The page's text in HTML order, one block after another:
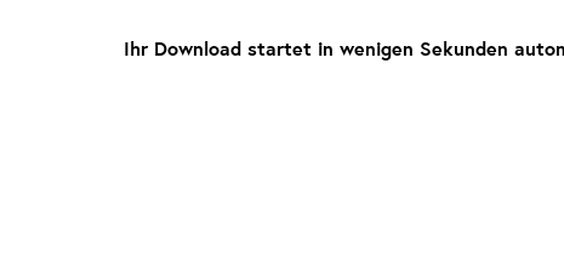
Ihr Download startet in wenigen Sekunden